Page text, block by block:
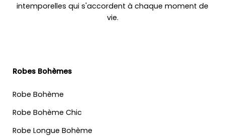
intemporelles qui s'accordent à chaque moment de
vie.
Robes Bohèmes
Robe Bohème
Robe Bohème Chic
Robe Longue Bohème